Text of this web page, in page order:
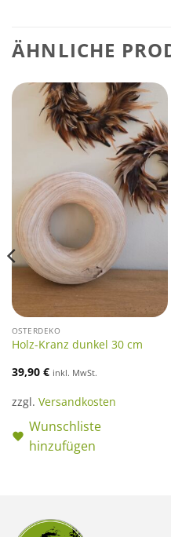
ÄHNLICHE
OSTERDEKO
Holz-Kranz dunkel 30 cm
39,90 € inkl. MwSt.
zzgl. Versandkosten
Wunschliste
hinzufügen